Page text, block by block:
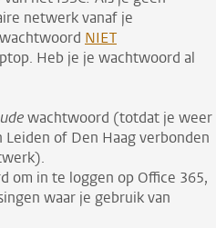
netwerk vanaf je
NIET
Heb je je wachtwoord al
wachtwoord (totdat je weer
of Den Haag verbonden
om in te loggen op Office 365,
waar je gebruik van